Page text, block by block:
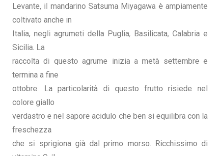
Levante, il mandarino Satsuma Miyagawa è ampiamente
coltivato anche in
Italia, negli agrumeti della Puglia, Basilicata, Calabria e
Sicilia. La
raccolta di questo agrume inizia a metà settembre e
termina a fine
ottobre. La particolarità di questo frutto risiede nel
colore giallo
verdastro e nel sapore acidulo che ben si equilibra con la
freschezza
che si sprigiona già dal primo morso. Ricchissimo di